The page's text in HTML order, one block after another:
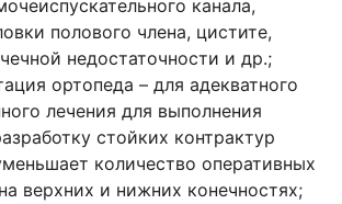
канала,
полового члена, цистите,
недостаточности и др.;
ортопеда – для адекватного
лечения для выполнения
стойких контрактур
количество оперативных
верхних и нижних конечностях;